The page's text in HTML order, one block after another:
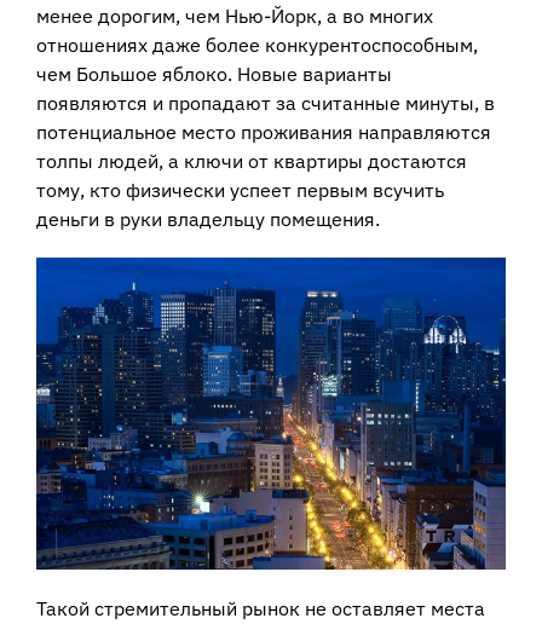
менее дорогим, чем Нью-Йорк, а во многих
отношениях даже более конкурентоспособным,
чем Большое яблоко. Новые варианты
появляются и пропадают за считанные минуты, в
потенциальное место проживания направляются
толпы людей, а ключи от квартиры достаются
тому, кто физически успеет первым всучить
деньги в руки владельцу помещения.
Такой стремительный рынок не оставляет места